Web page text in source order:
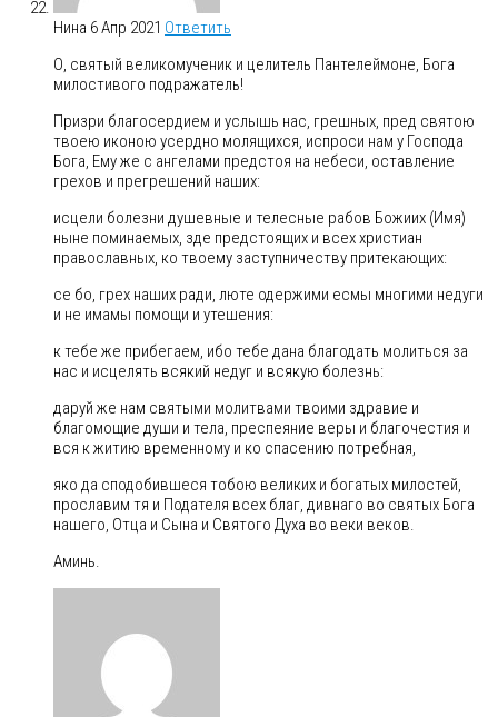
Нина 6 Апр 2021 Ответить
О, святый великомученик и целитель Пантелеймоне, Бога
милостивого подражатель!
Призри благосердием и услышь нас, грешных, пред святою
твоею иконою усердно молящихся, испроси нам у Господа
Бога, Ему же с ангелами предстоя на небеси, оставление
грехов и прегрешений наших:
исцели болезни душевные и телесные рабов Божиих (Имя)
ныне поминаемых, зде предстоящих и всех христиан
православных, ко твоему заступничеству притекающих:
се бо, грех наших ради, люте одержими есмы многими недуги
и не имамы помощи и утешения:
к тебе же прибегаем, ибо тебе дана благодать молиться за
нас и исцелять всякий недуг и всякую болезнь:
даруй же нам святыми молитвами твоими здравие и
благомощие души и тела, преспеяние веры и благочестия и
вся к житию временному и ко спасению потребная,
яко да сподобившеся тобою великих и богатых милостей,
прославим тя и Подателя всех благ, дивнаго во святых Бога
нашего, Отца и Сына и Святого Духа во веки веков.
Аминь.